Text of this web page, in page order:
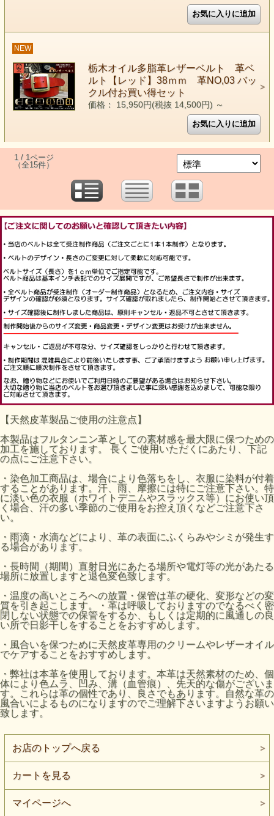
NEW
栃木オイル多脂革レザーベルト 革ベ
ルト【レッド】38ｍｍ 革NO,03 バッ
クル付お買い得セット
価格： 15,950円(税抜 14,500円) ～
1 / 1ページ
（全15件）
【天然皮革製品ご使用の注意点】
本製品はフルタンニン革としての素材感を最大限に保つための
加工を施しております。 長くご使用いただくにあたり、下記
の点にご注意下さい。
・染色加工商品は、場合により色落ちをし、衣服に染料が付着
することがあります。汗、雨、摩擦には特にご注意下さい。特
に淡い色の衣服（ホワイトデニムやスラックス等）にお使い頂
く場合、汗の多い季節のご使用をお控え頂くなどご注意下さ
い。
・雨滴・水滴などにより、革の表面にふくらみやシミが発生す
る場合があります。
・長時間（期間）直射日光にあたる場所や電灯等の光があたる
場所に放置しますと退色変色致します。
・温度の高いところへの放置・保管は革の硬化、変形などの変
質を引き起こします。・革は呼吸しておりますのでなるべく密
閉しない状態での保管をするか、もしくは定期的に風通しの良
い所で日影干しをすることをおすすめします。
・風合いを保つために天然皮革専用のクリームやレザーオイル
でケアすることをおすすめします。
・弊社は本革を使用しております。本革は天然素材のため、個
体により色ムラ、凹み、溝（血管痕）、先天的な傷がございま
す。これらは革の個性であり、良さでもあります。自然な革の
風合いによるものになりますのでご理解下さいますようお願い
致します。
お店のトップへ戻る
カートを見る
マイページへ